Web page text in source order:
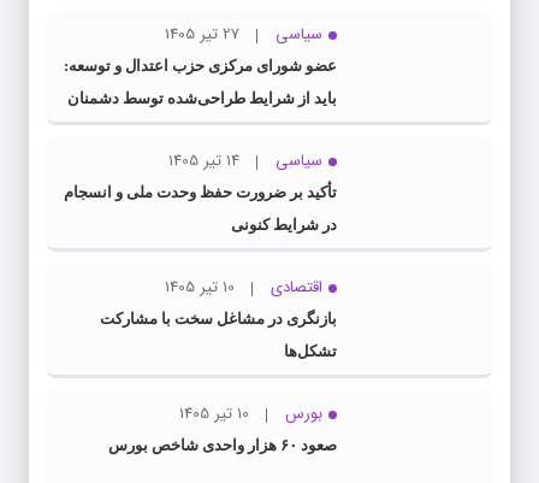
سیاسی 27 تیر 1405
عضو شورای مرکزی حزب اعتدال و توسعه:
باید از شرایط طراحی‌شده توسط دشمنان
عبور کنیم
سیاسی 14 تیر 1405
تأکید بر ضرورت حفظ وحدت ملی و انسجام
در شرایط کنونی
اقتصادی 10 تیر 1405
بازنگری در مشاغل سخت با مشارکت
تشکل‌ها
بورس 10 تیر 1405
صعود ۶۰ هزار واحدی شاخص بورس